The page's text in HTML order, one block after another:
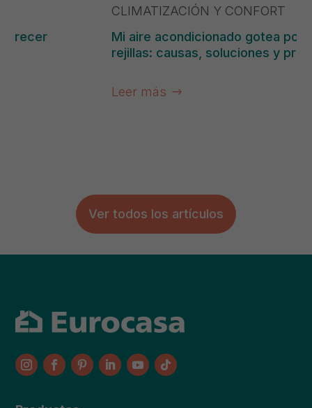
Mi aire acondicionado gotea por las
rejillas: causas, soluciones y prevención
CLIMATIZACIÓN Y CONFORT
Ver todos los artículos